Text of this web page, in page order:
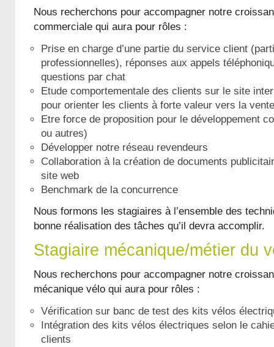
Nous recherchons pour accompagner notre
commerciale qui aura pour rôles :
Prise en charge d’une partie du service client
professionnelles), réponses aux appels
questions par chat
Etude comportementale des clients sur le site
pour orienter les clients à forte valeur vers la vente
Etre force de proposition pour le développement
ou autres)
Développer notre réseau revendeurs
Collaboration à la création de documents
site web
Benchmark de la concurrence
Nous formons les stagiaires à l’ensemble des
bonne réalisation des tâches qu’il devra accomplir.
Stagiaire mécanique/métier du
Nous recherchons pour accompagner notre
mécanique vélo qui aura pour rôles :
Vérification sur banc de test des kits vélos
Intégration des kits vélos électriques selon le
clients